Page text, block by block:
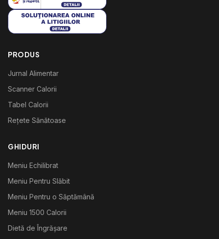
PRODUS
Jurnal Alimentar
Scanner Calorii
Tabel Calorii
Rețete Sănătoase
GHIDURI
Meniu Echilibrat
Meniu Pentru Slăbit
Meniu Pentru o Săptămână
Meniu 1500 Calorii
Dietă de Îngrășare